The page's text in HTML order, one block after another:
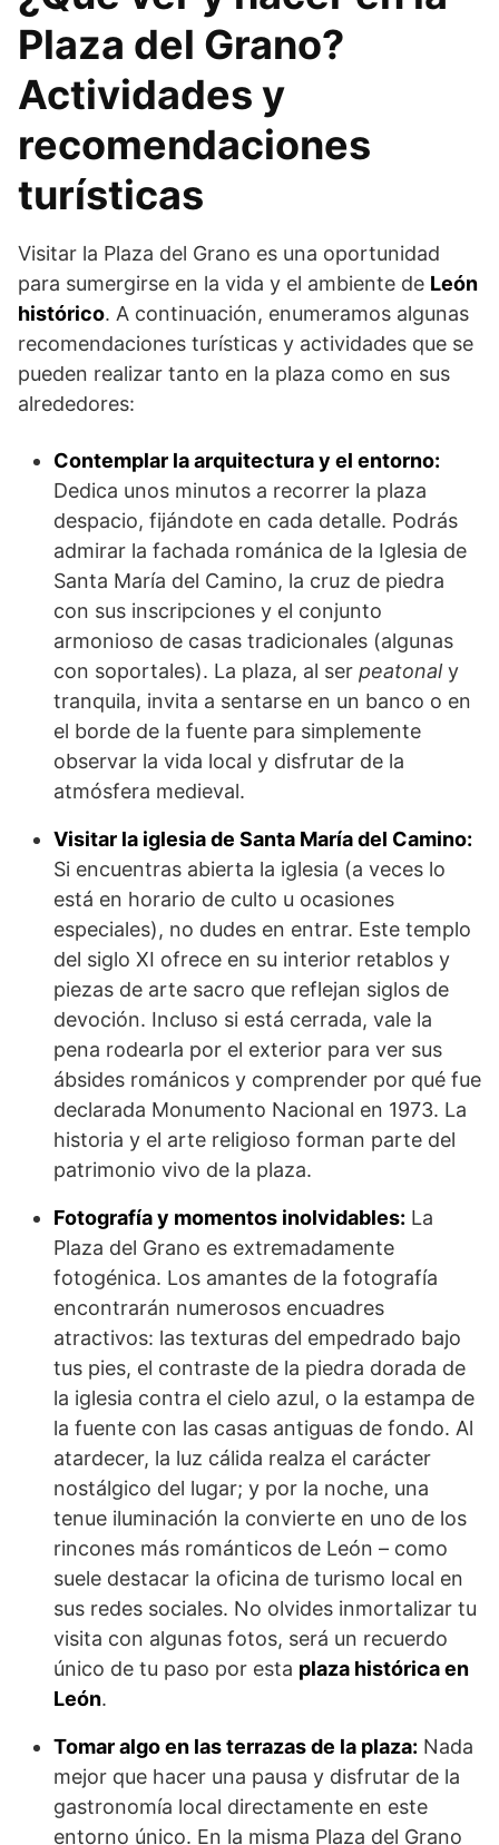
Plaza del Grano?
Actividades y
recomendaciones
turísticas
Visitar la Plaza del Grano es una oportunidad
para sumergirse en la vida y el ambiente de León
histórico. A continuación, enumeramos algunas
recomendaciones turísticas y actividades que se
pueden realizar tanto en la plaza como en sus
alrededores:
Contemplar la arquitectura y el entorno:
Dedica unos minutos a recorrer la plaza
despacio, fijándote en cada detalle. Podrás
admirar la fachada románica de la Iglesia de
Santa María del Camino, la cruz de piedra
con sus inscripciones y el conjunto
armonioso de casas tradicionales (algunas
con soportales). La plaza, al ser peatonaly
tranquila, invita a sentarse en un banco o en
el borde de la fuente para simplemente
observar la vida local y disfrutar de la
atmósfera medieval.
Visitar la iglesia de Santa María del Camino:
Si encuentras abierta la iglesia (a veces lo
está en horario de culto u ocasiones
especiales), no dudes en entrar. Este templo
del siglo XI ofrece en su interior retablos y
piezas de arte sacro que reflejan siglos de
devoción. Incluso si está cerrada, vale la
pena rodearla por el exterior para ver sus
ábsides románicos y comprender por qué fue
declarada Monumento Nacional en 1973. La
historia y el arte religioso forman parte del
patrimonio vivo de la plaza.
Fotografía y momentos inolvidables: La
Plaza del Grano es extremadamente
fotogénica. Los amantes de la fotografía
encontrarán numerosos encuadres
atractivos: las texturas del empedrado bajo
tus pies, el contraste de la piedra dorada de
la iglesia contra el cielo azul, o la estampa de
la fuente con las casas antiguas de fondo. Al
atardecer, la luz cálida realza el carácter
nostálgico del lugar; y por la noche, una
tenue iluminación la convierte en uno de los
rincones más románticos de León – como
suele destacar la oficina de turismo local en
sus redes sociales. No olvides inmortalizar tu
visita con algunas fotos, será un recuerdo
único de tu paso por esta plaza histórica en
León.
Tomar algo en las terrazas de la plaza: Nada
mejor que hacer una pausa y disfrutar de la
gastronomía local directamente en este
entorno único. En la misma Plaza del Grano